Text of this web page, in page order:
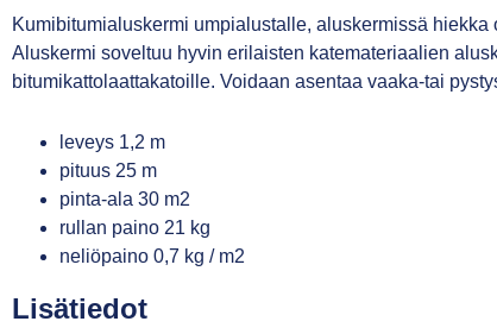
Kumibitumialuskermi umpialustalle, aluskermissä
Aluskermi soveltuu hyvin erilaisten katemateriaalien
bitumikattolaattakatoille. Voidaan asentaa vaaka-tai
leveys 1,2 m
pituus 25 m
pinta-ala 30 m2
rullan paino 21 kg
neliöpaino 0,7 kg / m2
Lisätiedot